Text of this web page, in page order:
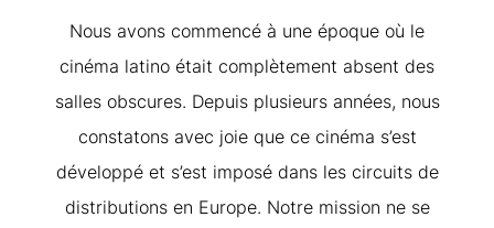
Nous avons commencé à une époque où le
cinéma latino était complètement absent des
salles obscures. Depuis plusieurs années, nous
constatons avec joie que ce cinéma s’est
développé et s’est imposé dans les circuits de
distributions en Europe. Notre mission ne se